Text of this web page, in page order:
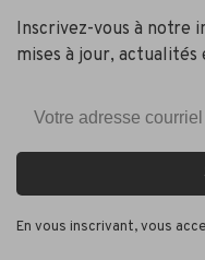
Inscrivez-vous à notre
mises à jour,
En vous inscrivant, vous